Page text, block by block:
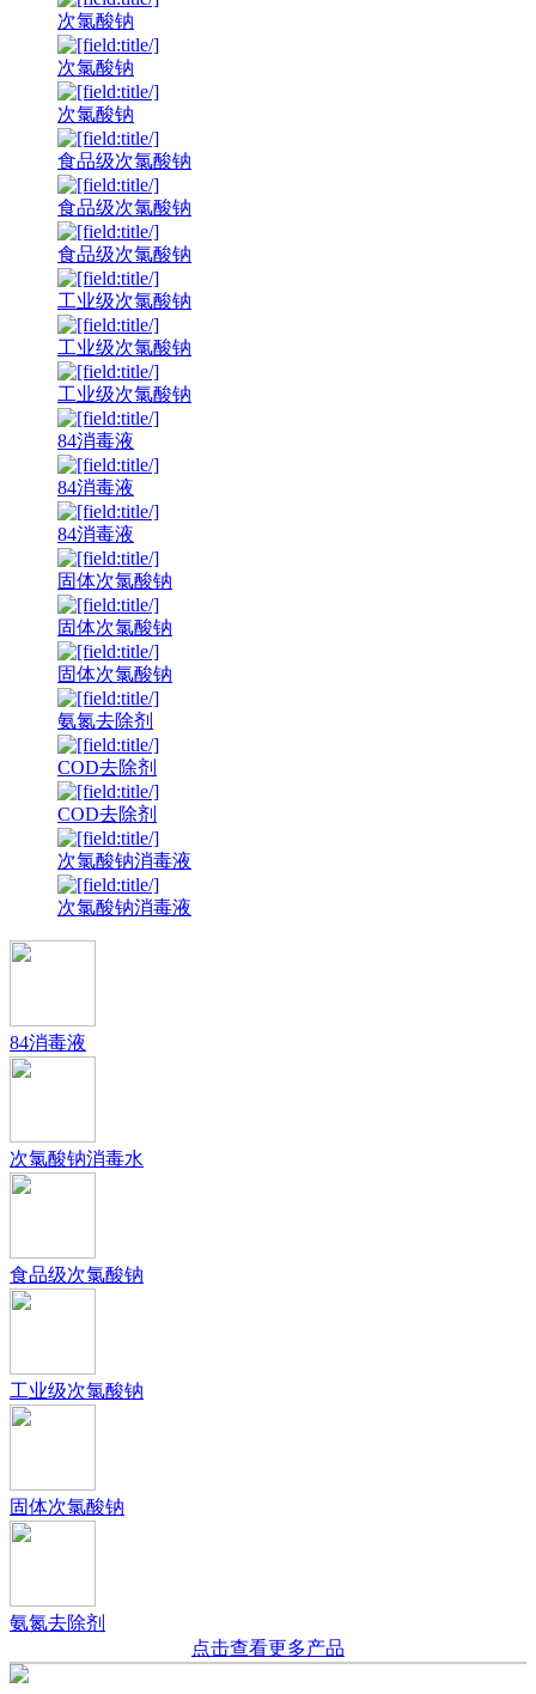
次氯酸钠
次氯酸钠
次氯酸钠
食品级次氯酸钠
食品级次氯酸钠
食品级次氯酸钠
工业级次氯酸钠
工业级次氯酸钠
工业级次氯酸钠
84消毒液
84消毒液
84消毒液
固体次氯酸钠
固体次氯酸钠
固体次氯酸钠
氨氮去除剂
COD去除剂
COD去除剂
次氯酸钠消毒液
次氯酸钠消毒液
84消毒液
次氯酸钠消毒水
食品级次氯酸钠
工业级次氯酸钠
固体次氯酸钠
氨氮去除剂
点击查看更多产品